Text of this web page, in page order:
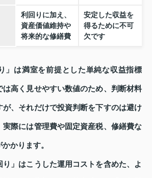
利回りに加え、
資産価値維持や
将来的な修繕費
安定した収益を
得るために不可
欠です
」は満室を前提とした単純な収益指標
は高く見せやすい数値のため、判断材料
が、それだけで投資判断を下すのは避け
実際には管理費や固定資産税、修繕費な
かります。
り」はこうした運用コストを含めた、よ